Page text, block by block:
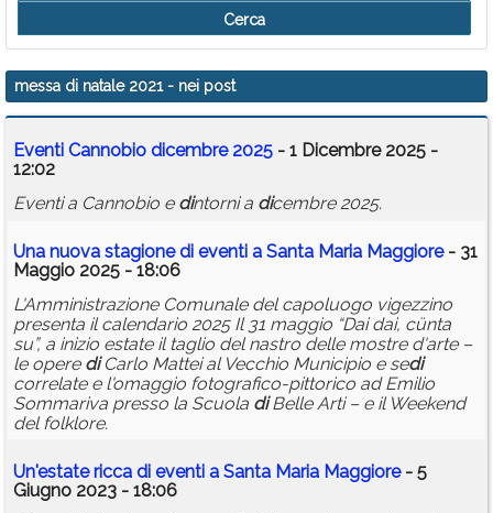
Info Utili
Rubriche
Calendario
Annunci
messa di natale 2021- nei post
Eventi Cannobio dicembre 2025 - 1 Dicembre 2025 -
12:02
Eventi a Cannobio e dintorni a dicembre 2025.
Una nuova stagionedi eventi a Santa Maria Maggiore- 31
Maggio 2025 - 18:06
L'Amministrazione Comunale del capoluogo vigezzino
presenta il calendario 2025 Il 31 maggio “Dai dai, cünta
su”, a inizio estate il taglio del nastro delle mostre d'arte –
le opere diCarlo Mattei al Vecchio Municipio e sedi
correlate e l'omaggio fotografico-pittorico ad Emilio
Sommariva presso la Scuola diBelle Arti – e il Weekend
del folklore.
Un'estate ricca di eventi a Santa Maria Maggiore- 5
Giugno 2023 - 18:06